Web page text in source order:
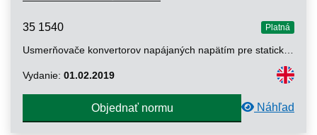
35 1540 Platná
Vydanie: 01.02.2019
Objednať normu Náhľad